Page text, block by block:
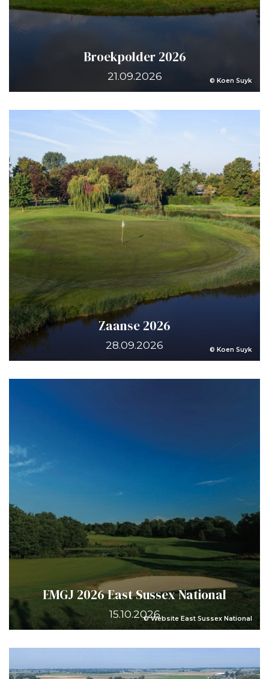
© Koen Suyk
Broekpolder 2026
21.09.2026
© Koen Suyk
Zaanse 2026
28.09.2026
© Website East Sussex National
EMGJ 2026 East Sussex National
15.10.2026